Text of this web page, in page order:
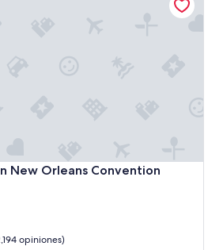
New Orleans Convention
Orleans Convention Center
opiniones)